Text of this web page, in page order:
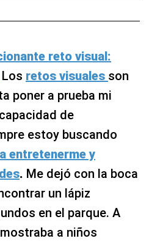
reto visual:
Los retos visuales son
poner a prueba mi
de
estoy buscando
entretenerme y
. Me dejó con la boca
un lápiz
en el parque. A
a niños